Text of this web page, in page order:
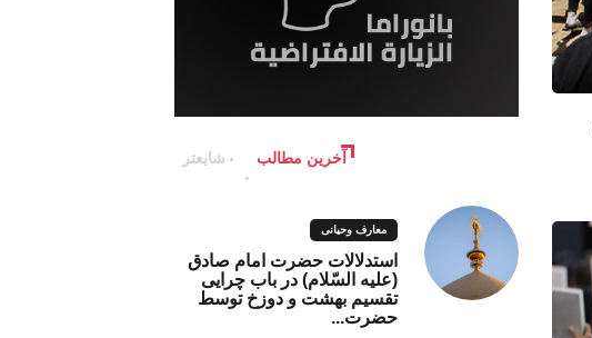
آخرین مطالب شایعتر
معارف وحیانی
استدلالات حضرت امام صادق
(علیه السّلام) در باب چرایی
تقسیم بهشت و دوزخ توسط
حضرت...